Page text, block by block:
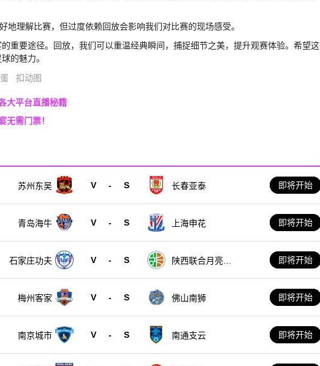
理解比赛，但过度依赖回放会影响我们对比赛的现场感受。
重要途径。回放，我们可以重温经典瞬间，捕捉细节之美，提升观赛体验。希望这
的魅力。
扣动图
大平台直播秘籍
无需门票！
苏州东吴 V - S 长春亚泰 即将开始
青岛海牛 V - S 上海申花 即将开始
石家庄功夫 V - S
陕西联合月亮泊
即将开始
梅州客家 V - S 佛山南狮 即将开始
南京城市 V - S 南通支云 即将开始